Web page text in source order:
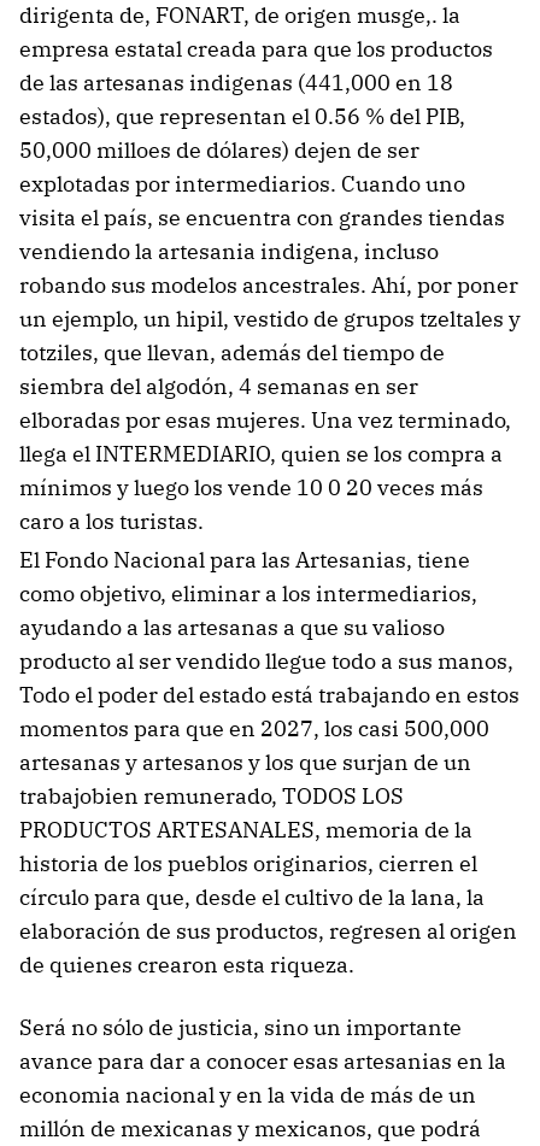
dirigenta de, FONART, de origen musge,. la
empresa estatal creada para que los productos
de las artesanas indigenas (441,000 en 18
estados), que representan el 0.56 % del PIB,
50,000 milloes de dólares) dejen de ser
explotadas por intermediarios. Cuando uno
visita el país, se encuentra con grandes tiendas
vendiendo la artesania indigena, incluso
robando sus modelos ancestrales. Ahí, por poner
un ejemplo, un hipil, vestido de grupos tzeltales y
totziles, que llevan, además del tiempo de
siembra del algodón, 4 semanas en ser
elboradas por esas mujeres. Una vez terminado,
llega el INTERMEDIARIO, quien se los compra a
mínimos y luego los vende 10 0 20 veces más
caro a los turistas.
El Fondo Nacional para las Artesanias, tiene
como objetivo, eliminar a los intermediarios,
ayudando a las artesanas a que su valioso
producto al ser vendido llegue todo a sus manos,
Todo el poder del estado está trabajando en estos
momentos para que en 2027, los casi 500,000
artesanas y artesanos y los que surjan de un
trabajobien remunerado, TODOS LOS
PRODUCTOS ARTESANALES, memoria de la
historia de los pueblos originarios, cierren el
círculo para que, desde el cultivo de la lana, la
elaboración de sus productos, regresen al origen
de quienes crearon esta riqueza.
Será no sólo de justicia, sino un importante
avance para dar a conocer esas artesanias en la
economia nacional y en la vida de más de un
millón de mexicanas y mexicanos, que podrá